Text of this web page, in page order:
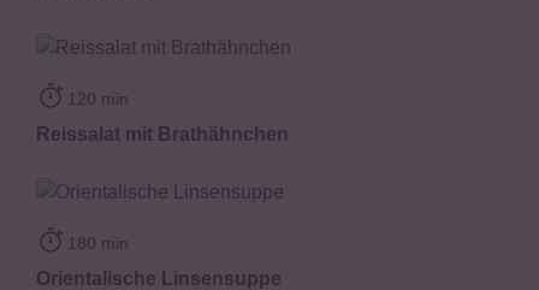
120 min
Reissalat mit Brathähnchen
180 min
Orientalische Linsensuppe